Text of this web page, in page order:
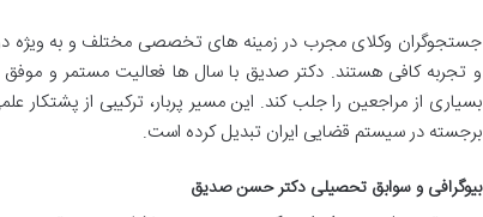
جستجوگران وکلای مجرب در زمینه های تخصصی مختلف و به ویژه
و تجربه کافی هستند. دکتر صدیق با سال ها فعالیت مستمر و
بسیاری از مراجعین را جلب کند. این مسیر پربار، ترکیبی از
برجسته در سیستم قضایی ایران تبدیل کرده است.
بیوگرافی و سوابق تحصیلی دکتر حسن صدیق